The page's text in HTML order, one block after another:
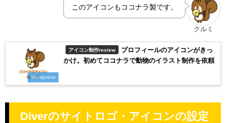
クルミ
このアイコンもココナラ製です。
Wordpress
アイコン制作review
プロフィールのアイコンがきっ
かけ。初めてココナラで動物のイラスト制作を依頼
Diverのサイトロゴ・アイコンの設定